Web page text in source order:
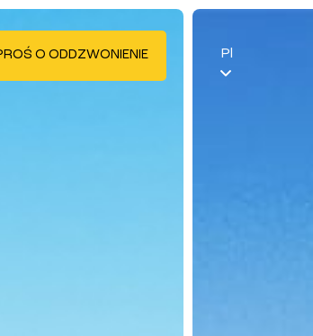
O ODDZWONIENIE Pl